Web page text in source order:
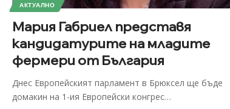
АКТУАЛНО
Мария Габриел представя
кандидатурите на младите
фермери от България
Днес Европейският парламент в Брюксел ще бъде
домакин на 1-ия Европейски конгрес…